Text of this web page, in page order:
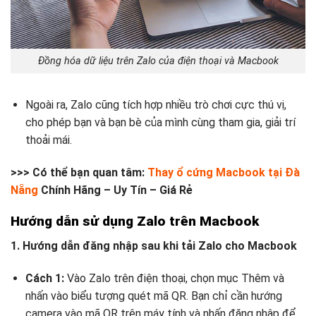
Đồng hóa dữ liệu trên Zalo của điện thoại và Macbook
Ngoài ra, Zalo cũng tích hợp nhiều trò chơi cực thú vị,
cho phép bạn và bạn bè của mình cùng tham gia, giải trí
thoải mái.
>>> Có thể bạn quan tâm: Thay ổ cứng Macbook tại Đà
Nẵng Chính Hãng – Uy Tín – Giá Rẻ
Hướng dẫn sử dụng Zalo trên Macbook
1. Hướng dẫn đăng nhập sau khi tải Zalo cho Macbook
Cách 1: Vào Zalo trên điện thoại, chọn mục Thêm và
nhấn vào biểu tượng quét mã QR. Bạn chỉ cần hướng
camera vào mã QR trên máy tính và nhấn đăng nhập để